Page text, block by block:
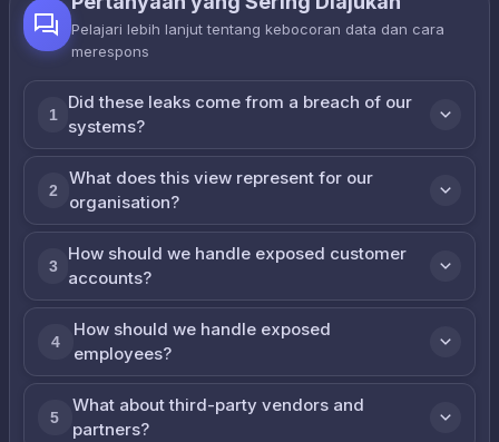
Pelajari lebih lanjut tentang kebocoran data dan cara
merespons
1
Did these leaks come from a breach of our
systems?
2
What does this view represent for our
organisation?
3
How should we handle exposed customer
accounts?
4
How should we handle exposed
employees?
5
What about third-party vendors and
partners?